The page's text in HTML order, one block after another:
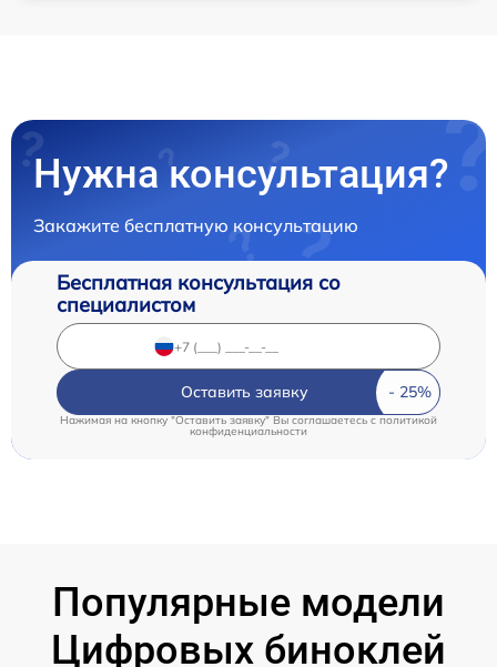
Нужна консультация?
Закажите бесплатную консультацию
Бесплатная консультация со
специалистом
Оставить заявку
Нажимая на кнопку "Оставить заявку" Вы соглашаетесь c политикой
конфиденциальности
Популярные модели
Цифровых биноклей